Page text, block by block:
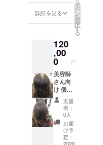
旬〜２
月中旬
大阪の
梅田、
難波に
なりま
す 詳し
い日程
は１月
初旬頃
メール
にてお
送りし
ます
でも可
能です
させて
頂きま
す 面談
の場
合、
メール
又はお
電話に
てご相
談のう
え 場所
と日程
を決め
②
シャン
プーの
正しい
③お
家でで
きる育
毛プロ
グラム
④薄
毛、抜
毛症、
脱毛症
開催は
２月初
旬〜３
月中旬
詳細を見る
タ
ー
ン
を
選
択
す
る
120
,00
0 円
美容師
さん向
け 個別
臨店 プ
ロ用育
毛セミ
ナー
①部
120分
支援
者：
0人
お届
け予
定：
2020